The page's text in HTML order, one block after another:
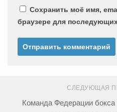
Сохранить моё имя,
браузере для
СЛЕДУЮЩАЯ
Команда Федерации